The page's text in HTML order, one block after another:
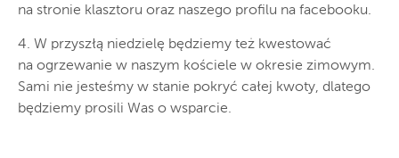
na stronie klasztoru oraz naszego profilu na facebooku.
4. W przyszłą niedzielę będziemy też kwestować
na ogrzewanie w naszym kościele w okresie zimowym.
Sami nie jesteśmy w stanie pokryć całej kwoty, dlatego
będziemy prosili Was o wsparcie.